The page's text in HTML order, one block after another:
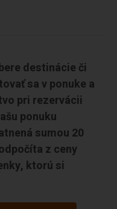
destinácie či
sa v ponuke a
pri rezervácii
ponuku
sumou 20
z ceny
ktorú si